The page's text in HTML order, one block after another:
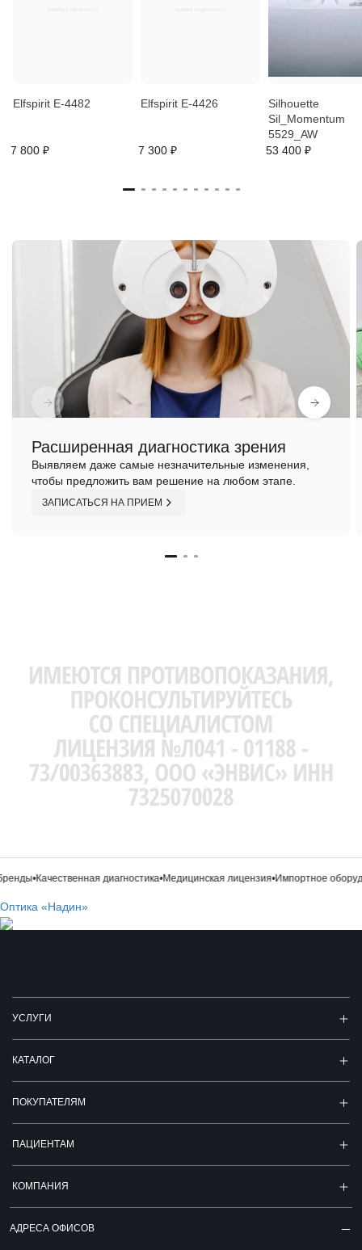
Elfspirit E-4482
7 800 ₽
Elfspirit E-4426
7 300 ₽
Silhouette
Sil_Momentum
5529_AW
53 400 ₽
Расширенная диагностика зрения
Выявляем даже самые незначительные изменения,
чтобы предложить вам решение на любом этапе.
ЗАПИСАТЬСЯ НА ПРИЕМ
•Качественная диагностика•Медицинская лицензия•Импортное
Оптика «Надин»
УСЛУГИ
КАТАЛОГ
ПОКУПАТЕЛЯМ
ПАЦИЕНТАМ
КОМПАНИЯ
АДРЕСА ОФИСОВ